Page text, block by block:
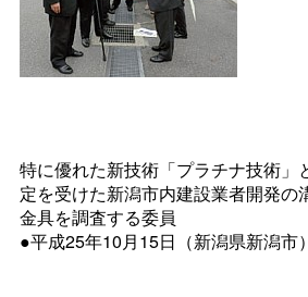
特に優れた新技術「プラチナ技術」
定を受けた新潟市内建設業者開発の
金具を調査する委員
●平成25年10月15日（新潟県新潟市）